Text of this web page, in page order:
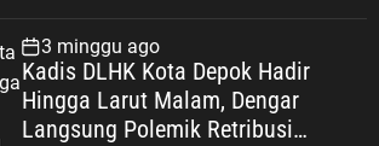
3 minggu ago
Kadis DLHK Kota Depok Hadir
Hingga Larut Malam, Dengar
Langsung Polemik Retribusi